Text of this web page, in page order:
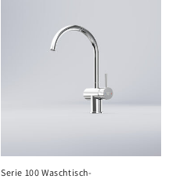
Serie 100 Waschtisch-